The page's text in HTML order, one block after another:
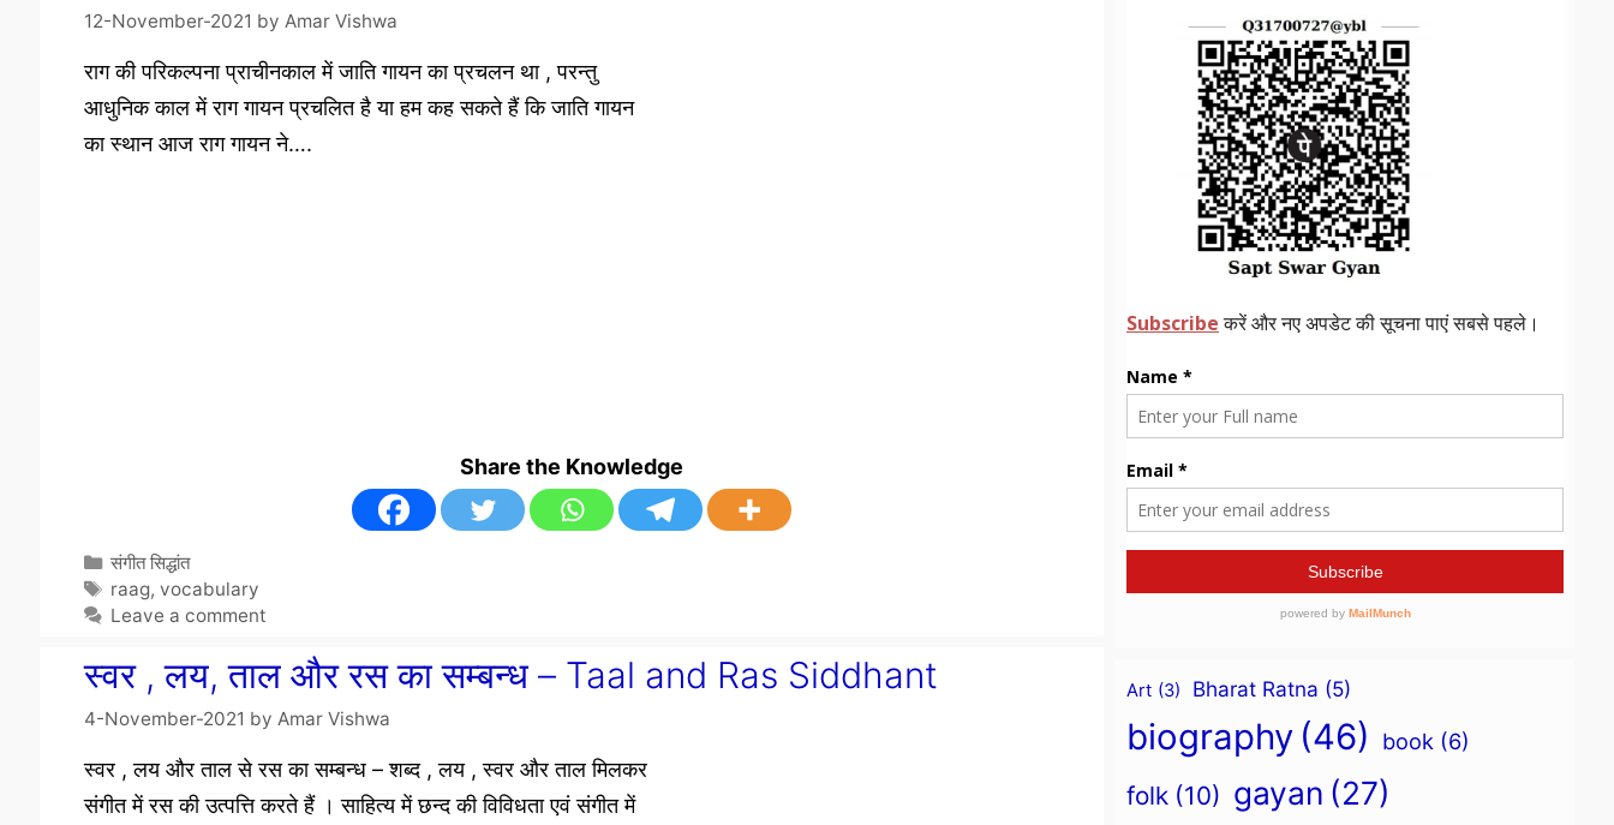
12-November-2021 by Amar Vishwa
राग की परिकल्पना प्राचीनकाल में जाति गायन का प्रचलन था , परन्तु
आधुनिक काल में राग गायन प्रचलित है या हम कह सकते हैं कि जाति गायन
का स्थान आज राग गायन ने….
Share the Knowledge
Categories
संगीत सिद्धांत
Tags
raag, vocabulary
Leave a comment
स्वर , लय, ताल और रस का सम्बन्ध – Taal and Ras Siddhant
4-November-2021 by Amar Vishwa
स्वर , लय और ताल से रस का सम्बन्ध – शब्द , लय , स्वर और ताल मिलकर
संगीत में रस की उत्पत्ति करते हैं । साहित्य में छन्द की विविधता एवं संगीत में
Art (3) Bharat Ratna (5)
biography (46) book (6)
folk (10) gayan (27)